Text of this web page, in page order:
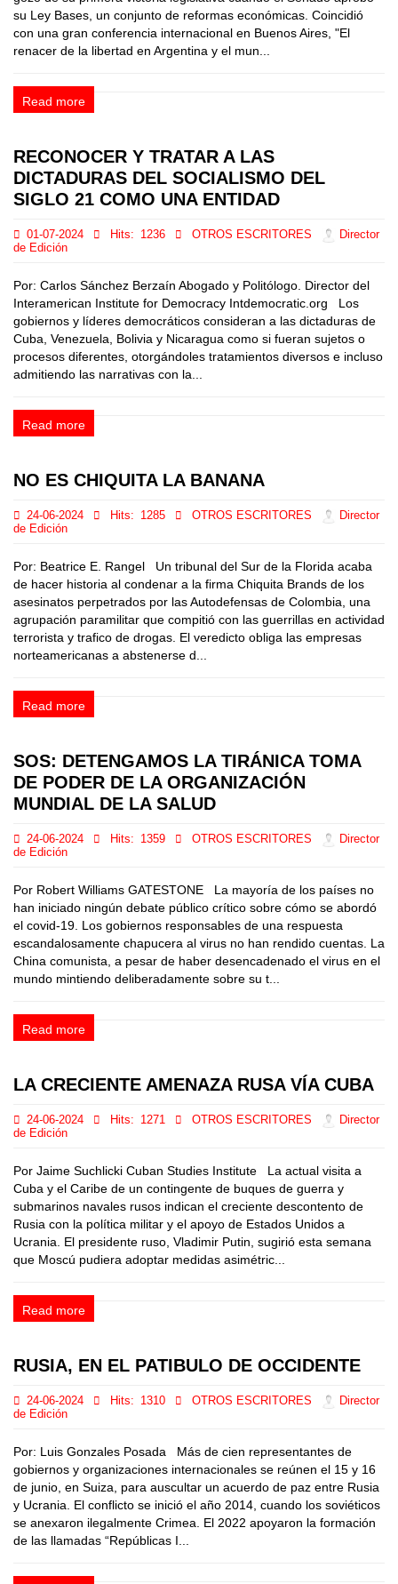
su Ley Bases, un conjunto de reformas económicas. Coincidió
con una gran conferencia internacional en Buenos Aires, "El
renacer de la libertad en Argentina y el mun...
Read more
RECONOCER Y TRATAR A LAS
DICTADURAS DEL SOCIALISMO DEL
SIGLO 21 COMO UNA ENTIDAD
01-07-2024 Hits: 1236 OTROS ESCRITORES
Director
de Edición
Por: Carlos Sánchez Berzaín Abogado y Politólogo. Director del
Interamerican Institute for Democracy Intdemocratic.org Los
gobiernos y líderes democráticos consideran a las dictaduras de
Cuba, Venezuela, Bolivia y Nicaragua como si fueran sujetos o
procesos diferentes, otorgándoles tratamientos diversos e incluso
admitiendo las narrativas con la...
Read more
NO ES CHIQUITA LA BANANA
24-06-2024 Hits: 1285 OTROS ESCRITORES
Director
de Edición
Por: Beatrice E. Rangel Un tribunal del Sur de la Florida acaba
de hacer historia al condenar a la firma Chiquita Brands de los
asesinatos perpetrados por las Autodefensas de Colombia, una
agrupación paramilitar que compitió con las guerrillas en actividad
terrorista y trafico de drogas. El veredicto obliga las empresas
norteamericanas a abstenerse d...
Read more
SOS: DETENGAMOS LA TIRÁNICA TOMA
DE PODER DE LA ORGANIZACIÓN
MUNDIAL DE LA SALUD
24-06-2024 Hits: 1359 OTROS ESCRITORES
Director
de Edición
Por Robert Williams GATESTONE La mayoría de los países no
han iniciado ningún debate público crítico sobre cómo se abordó
el covid-19. Los gobiernos responsables de una respuesta
escandalosamente chapucera al virus no han rendido cuentas. La
China comunista, a pesar de haber desencadenado el virus en el
mundo mintiendo deliberadamente sobre su t...
Read more
LA CRECIENTE AMENAZA RUSA VÍA CUBA
24-06-2024 Hits: 1271 OTROS ESCRITORES
Director
de Edición
Por Jaime Suchlicki Cuban Studies Institute La actual visita a
Cuba y el Caribe de un contingente de buques de guerra y
submarinos navales rusos indican el creciente descontento de
Rusia con la política militar y el apoyo de Estados Unidos a
Ucrania. El presidente ruso, Vladimir Putin, sugirió esta semana
que Moscú pudiera adoptar medidas asimétric...
Read more
RUSIA, EN EL PATIBULO DE OCCIDENTE
24-06-2024 Hits: 1310 OTROS ESCRITORES
Director
de Edición
Por: Luis Gonzales Posada Más de cien representantes de
gobiernos y organizaciones internacionales se reúnen el 15 y 16
de junio, en Suiza, para auscultar un acuerdo de paz entre Rusia
y Ucrania. El conflicto se inició el año 2014, cuando los soviéticos
se anexaron ilegalmente Crimea. El 2022 apoyaron la formación
de las llamadas “Repúblicas I...